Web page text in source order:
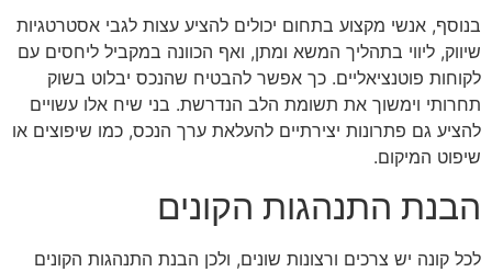
בנוסף, אנשי מקצוע בתחום יכולים להציע עצות לגבי אסטרטגיות
שיווק, ליווי בתהליך המשא ומתן, ואף הכוונה במקביל ליחסים עם
לקוחות פוטנציאליים. כך אפשר להבטיח שהנכס יבלוט בשוק
תחרותי וימשוך את תשומת הלב הנדרשת. בני שיח אלו עשויים
להציע גם פתרונות יצירתיים להעלאת ערך הנכס, כמו שיפוצים או
שיפוט המיקום.
הבנת התנהגות הקונים
לכל קונה יש צרכים ורצונות שונים, ולכן הבנת התנהגות הקונים